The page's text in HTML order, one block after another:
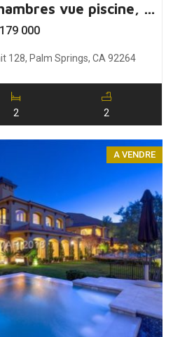
Appartement 2 chambres vue piscine, Palm Springs, Californie, USA
179 000
128, Palm Springs, CA 92264
2 2
A VENDRE